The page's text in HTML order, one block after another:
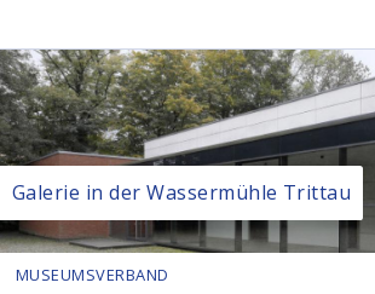
Galerie in der Wassermühle Trittau
MUSEUMSVERBAND